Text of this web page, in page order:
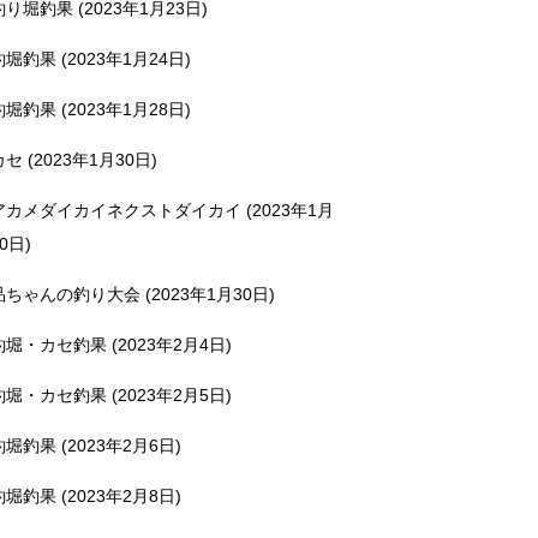
り堀釣果 (2023年1月23日)
堀釣果 (2023年1月24日)
堀釣果 (2023年1月28日)
セ (2023年1月30日)
カメダイカイネクストダイカイ (2023年1月
日)
ちゃんの釣り大会 (2023年1月30日)
堀・カセ釣果 (2023年2月4日)
堀・カセ釣果 (2023年2月5日)
堀釣果 (2023年2月6日)
堀釣果 (2023年2月8日)